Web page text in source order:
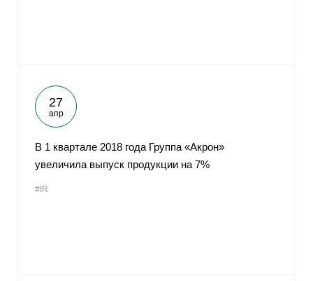
27
апр
В 1 квартале 2018 года Группа «Акрон»
увеличила выпуск продукции на 7%
#IR